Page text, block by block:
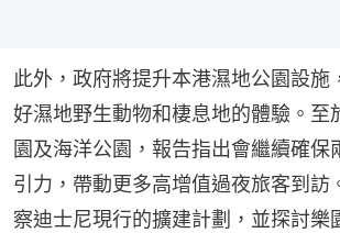
此外，政府將提升本港濕地公園設施
好濕地野生動物和棲息地的體驗。至
園及海洋公園，報告指出會繼續確保
引力，帶動更多高增值過夜旅客到訪
察迪士尼現行的擴建計劃，並探討樂